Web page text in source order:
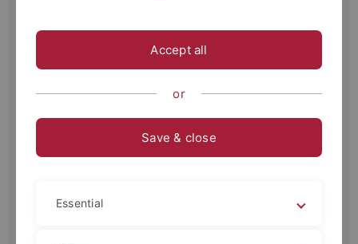
Studienordnung 2019
Studienordnung Besonderer Teil 2016
Modulhandbuch 2016
Auswahlsatzung
Handreichung zur Bachelor-Arbeit
Accept all
or
Save & close
Essential